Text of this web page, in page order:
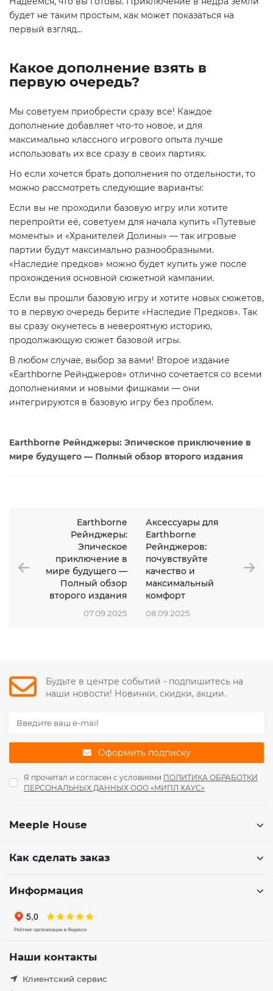
будет не таким простым, как может показаться на
первый взгляд...
Какое дополнение взять в
первую очередь?
Мы советуем приобрести сразу все! Каждое
дополнение добавляет что-то новое, и для
максимально классного игрового опыта лучше
использовать их все сразу в своих партиях.
Но если хочется брать дополнения по отдельности, то
можно рассмотреть следующие варианты:
Если вы не проходили базовую игру или хотите
перепройти её, советуем для начала купить «Путевые
моменты» и «Хранителей Долины» — так игровые
партии будут максимально разнообразными.
«Наследие предков» можно будет купить уже после
прохождения основной сюжетной кампании.
Если вы прошли базовую игру и хотите новых сюжетов,
то в первую очередь берите «Наследие Предков». Так
вы сразу окунетесь в невероятную историю,
продолжающую сюжет базовой игры.
В любом случае, выбор за вами! Второе издание
«Earthborne Рейнджеров» отлично сочетается со всеми
дополнениями и новыми фишками — они
интегрируются в базовую игру без проблем.
Earthborne Рейнджеры: Эпическое приключение в
мире будущего — Полный обзор второго издания
Earthborne
Рейнджеры:
Эпическое
приключение в
мире будущего —
Полный обзор
второго издания
07.09.2025
Аксессуары для
Earthborne
Рейнджеров:
почувствуйте
качество и
максимальный
комфорт
08.09.2025
Будьте в центре событий - подпишитесь на
наши новости! Новинки, скидки, акции.
Оформить подписку
Я прочитал и согласен с условиями ПОЛИТИКА ОБРАБОТКИ
ПЕРСОНАЛЬНЫХ ДАННЫХ ООО «МИПЛ ХАУС»
Meeple House
Как сделать заказ
Информация
Наши контакты
Клиентский сервис